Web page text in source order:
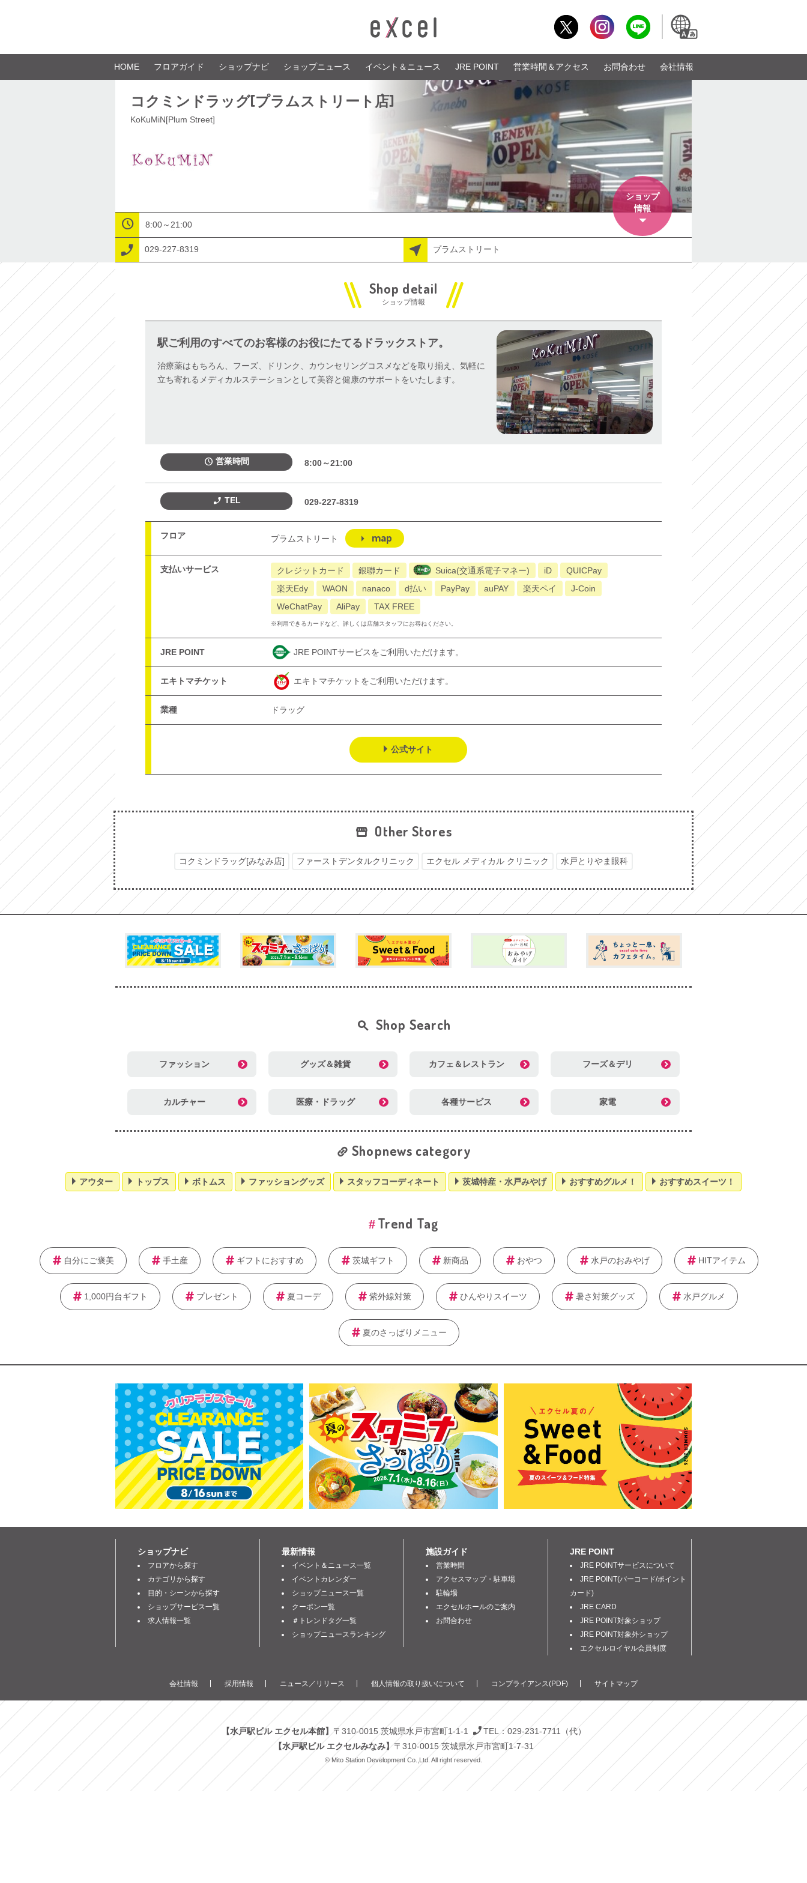
HOME フロアガイド ショップナビ ショップニュース イベント＆ニュース JRE POINT 営業時間＆アクセス お問合わせ 会社情報
コクミンドラッグ[プラムストリート店]
KoKuMiN[Plum Street]
8:00～21:00
029-227-8319 プラムストリート
ショップ
情報
ショップ情報
駅ご利用のすべてのお客様のお役にたてるドラックストア。
治療薬はもちろん、フーズ、ドリンク、カウンセリングコスメなどを取り揃え、気軽に
立ち寄れるメディカルステーションとして美容と健康のサポートをいたします。
営業時間 8:00～21:00
TEL 029-227-8319
フロア プラムストリート map
支払いサービス クレジットカード 銀聯カード Suica(交通系電子マネー) iD
QUICPay
楽天Edy
WAON nanaco d払い PayPay auPAY 楽天ペイ
J-Coin
WeChatPay
AliPay TAX FREE
※利用できるカードなど、詳しくは店舗スタッフにお尋ねください。
JRE POINT JRE POINTサービスをご利用いただけます。
エキトマチケット エキトマチケットをご利用いただけます。
業種 ドラッグ
公式サイト
Other Stores
コクミンドラッグ[みなみ店] ファーストデンタルクリニック エクセル メディカル クリニック 水戸とりやま眼科
Shop Search
ファッション グッズ＆雑貨 カフェ＆レストラン フーズ＆デリ
カルチャー 医療・ドラッグ 各種サービス 家電
Shopnews category
アウター トップス ボトムス ファッショングッズ スタッフコーディネート 茨城特産・水戸みやげ おすすめグルメ！ おすすめスイーツ！
Trend Tag
自分にご褒美 手土産 ギフトにおすすめ 茨城ギフト 新商品 おやつ 水戸のおみやげ HITアイテム
1,000円台ギフト プレゼント 夏コーデ 紫外線対策 ひんやりスイーツ 暑さ対策グッズ 水戸グルメ
夏のさっぱりメニュー
ショップナビ
フロアから探す
カテゴリから探す
目的・シーンから探す
ショップサービス一覧
求人情報一覧
最新情報
イベント＆ニュース一覧
イベントカレンダー
ショップニュース一覧
クーポン一覧
＃トレンドタグ一覧
ショップニュースランキング
施設ガイド
営業時間
アクセスマップ・駐車場
駐輪場
エクセルホールのご案内
お問合わせ
JRE POINT
JRE POINTサービスについて
JRE POINT(バーコード/ポイント
カード)
JRE CARD
JRE POINT対象ショップ
JRE POINT対象外ショップ
エクセルロイヤル会員制度
会社情報 採用情報 ニュース／リリース 個人情報の取り扱いについて コンプライアンス(PDF) サイトマップ
【水戸駅ビル エクセル本館】〒310-0015 茨城県水戸市宮町1-1-1
TEL：029-231-7711（代）
【水戸駅ビル エクセルみなみ】〒310-0015 茨城県水戸市宮町1-7-31
© Mito Station Development Co.,Ltd. All right reserved.